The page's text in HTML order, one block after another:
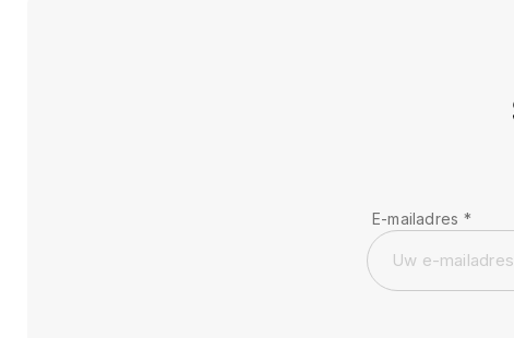
E-mailadres *